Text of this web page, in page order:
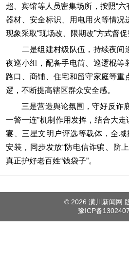
超、宾馆等人员密集场所，按照“六
器材、安全标识、用电用火等情况
现象采取“现场改、限期改”方式督促
二是组建村级队伍，持续夜间
夜巡小组，配备手电筒、巡逻棍等
路口、商铺、住宅和留守家庭等重
逻，不断提高辖区群众安全感。
三是营造舆论氛围，守好反诈底
一警一连”机制作用发挥，结合大
宴、三星文明户评选等载体，全域
安装，同步发放“防电信诈骗、防
真正护好老百姓“钱袋子”。
© 2026 潢川新闻网
豫ICP备